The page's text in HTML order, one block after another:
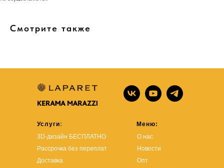
Смотрите также
Услуги:
3D-дизайн БЕСПЛАТНО
Рассрочка без переплат
Доставка
Меню:
О нас
Новости
Опт